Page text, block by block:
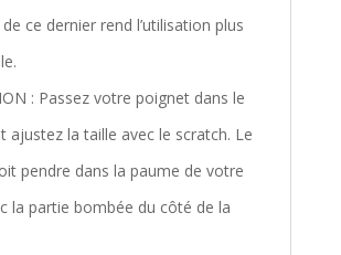
ce dernier rend l’utilisation plus
: Passez votre poignet dans le
ajustez la taille avec le scratch. Le
pendre dans la paume de votre
la partie bombée du côté de la